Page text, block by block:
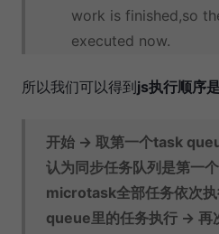
work is finished,so
executed now.
所以我们可以得到js执行顺序
开始 -> 取第一个task
认为同步任务队列是第一
microtask全部任务依次
queue里的任务执行 ->